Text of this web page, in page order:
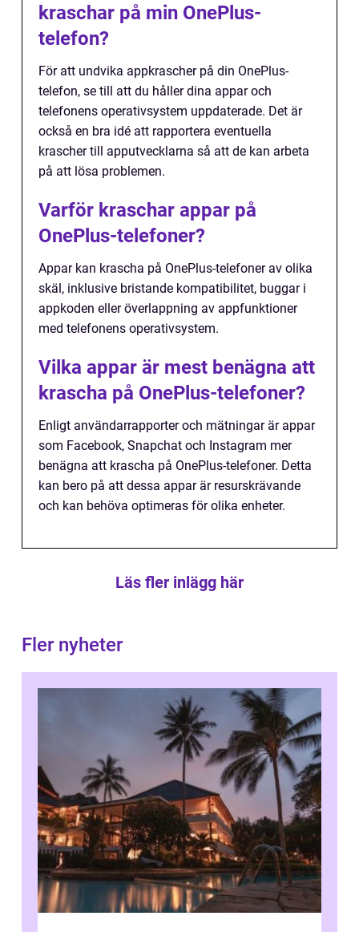
kraschar på min OnePlus-
telefon?
För att undvika appkrascher på din OnePlus-
telefon, se till att du håller dina appar och
telefonens operativsystem uppdaterade. Det är
också en bra idé att rapportera eventuella
krascher till apputvecklarna så att de kan arbeta
på att lösa problemen.
Varför kraschar appar på
OnePlus-telefoner?
Appar kan krascha på OnePlus-telefoner av olika
skäl, inklusive bristande kompatibilitet, buggar i
appkoden eller överlappning av appfunktioner
med telefonens operativsystem.
Vilka appar är mest benägna att
krascha på OnePlus-telefoner?
Enligt användarrapporter och mätningar är appar
som Facebook, Snapchat och Instagram mer
benägna att krascha på OnePlus-telefoner. Detta
kan bero på att dessa appar är resurskrävande
och kan behöva optimeras för olika enheter.
Läs fler inlägg här
Fler nyheter